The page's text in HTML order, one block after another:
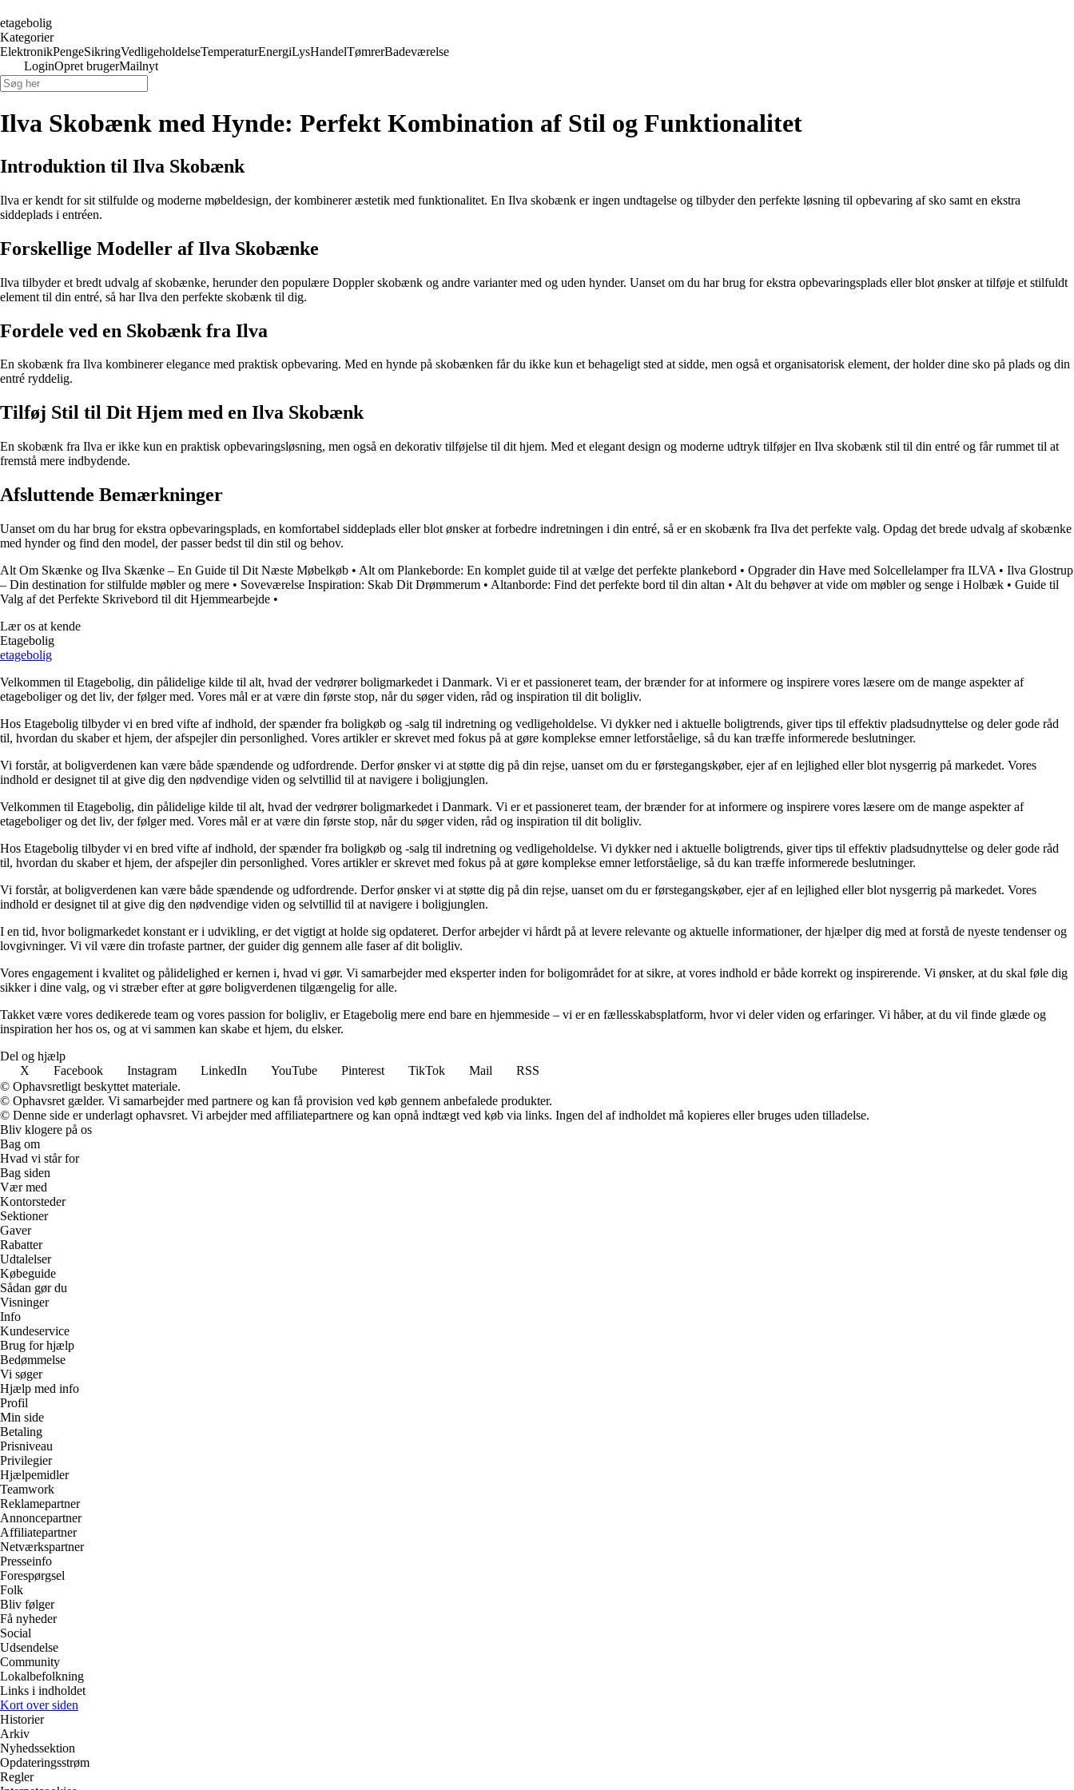
etagebolig
Kategorier
ElektronikPengeSikringVedligeholdelseTemperaturEnergiLysHandelTømrerBadeværelse
LoginOpret brugerMailnyt
Ilva Skobænk med Hynde: Perfekt Kombination af Stil og Funktionalitet
Introduktion til Ilva Skobænk
Ilva er kendt for sit stilfulde og moderne møbeldesign, der kombinerer æstetik med funktionalitet. En Ilva skobænk er ingen undtagelse og tilbyder den perfekte løsning til opbevaring af sko samt en ekstra
siddeplads i entréen.
Forskellige Modeller af Ilva Skobænke
Ilva tilbyder et bredt udvalg af skobænke, herunder den populære Doppler skobænk og andre varianter med og uden hynder. Uanset om du har brug for ekstra opbevaringsplads eller blot ønsker at tilføje et stilfuldt
element til din entré, så har Ilva den perfekte skobænk til dig.
Fordele ved en Skobænk fra Ilva
En skobænk fra Ilva kombinerer elegance med praktisk opbevaring. Med en hynde på skobænken får du ikke kun et behageligt sted at sidde, men også et organisatorisk element, der holder dine sko på plads og din
entré ryddelig.
Tilføj Stil til Dit Hjem med en Ilva Skobænk
En skobænk fra Ilva er ikke kun en praktisk opbevaringsløsning, men også en dekorativ tilføjelse til dit hjem. Med et elegant design og moderne udtryk tilføjer en Ilva skobænk stil til din entré og får rummet til at
fremstå mere indbydende.
Afsluttende Bemærkninger
Uanset om du har brug for ekstra opbevaringsplads, en komfortabel siddeplads eller blot ønsker at forbedre indretningen i din entré, så er en skobænk fra Ilva det perfekte valg. Opdag det brede udvalg af skobænke
med hynder og find den model, der passer bedst til din stil og behov.
Alt Om Skænke og Ilva Skænke – En Guide til Dit Næste Møbelkøb • Alt om Plankeborde: En komplet guide til at vælge det perfekte plankebord • Opgrader din Have med Solcellelamper fra ILVA • Ilva Glostrup
– Din destination for stilfulde møbler og mere • Soveværelse Inspiration: Skab Dit Drømmerum • Altanborde: Find det perfekte bord til din altan • Alt du behøver at vide om møbler og senge i Holbæk • Guide til
Valg af det Perfekte Skrivebord til dit Hjemmearbejde •
Lær os at kende
Etagebolig
etagebolig
Velkommen til Etagebolig, din pålidelige kilde til alt, hvad der vedrører boligmarkedet i Danmark. Vi er et passioneret team, der brænder for at informere og inspirere vores læsere om de mange aspekter af
etageboliger og det liv, der følger med. Vores mål er at være din første stop, når du søger viden, råd og inspiration til dit boligliv.
Hos Etagebolig tilbyder vi en bred vifte af indhold, der spænder fra boligkøb og -salg til indretning og vedligeholdelse. Vi dykker ned i aktuelle boligtrends, giver tips til effektiv pladsudnyttelse og deler gode råd
til, hvordan du skaber et hjem, der afspejler din personlighed. Vores artikler er skrevet med fokus på at gøre komplekse emner letforståelige, så du kan træffe informerede beslutninger.
Vi forstår, at boligverdenen kan være både spændende og udfordrende. Derfor ønsker vi at støtte dig på din rejse, uanset om du er førstegangskøber, ejer af en lejlighed eller blot nysgerrig på markedet. Vores
indhold er designet til at give dig den nødvendige viden og selvtillid til at navigere i boligjunglen.
Velkommen til Etagebolig, din pålidelige kilde til alt, hvad der vedrører boligmarkedet i Danmark. Vi er et passioneret team, der brænder for at informere og inspirere vores læsere om de mange aspekter af
etageboliger og det liv, der følger med. Vores mål er at være din første stop, når du søger viden, råd og inspiration til dit boligliv.
Hos Etagebolig tilbyder vi en bred vifte af indhold, der spænder fra boligkøb og -salg til indretning og vedligeholdelse. Vi dykker ned i aktuelle boligtrends, giver tips til effektiv pladsudnyttelse og deler gode råd
til, hvordan du skaber et hjem, der afspejler din personlighed. Vores artikler er skrevet med fokus på at gøre komplekse emner letforståelige, så du kan træffe informerede beslutninger.
Vi forstår, at boligverdenen kan være både spændende og udfordrende. Derfor ønsker vi at støtte dig på din rejse, uanset om du er førstegangskøber, ejer af en lejlighed eller blot nysgerrig på markedet. Vores
indhold er designet til at give dig den nødvendige viden og selvtillid til at navigere i boligjunglen.
I en tid, hvor boligmarkedet konstant er i udvikling, er det vigtigt at holde sig opdateret. Derfor arbejder vi hårdt på at levere relevante og aktuelle informationer, der hjælper dig med at forstå de nyeste tendenser og
lovgivninger. Vi vil være din trofaste partner, der guider dig gennem alle faser af dit boligliv.
Vores engagement i kvalitet og pålidelighed er kernen i, hvad vi gør. Vi samarbejder med eksperter inden for boligområdet for at sikre, at vores indhold er både korrekt og inspirerende. Vi ønsker, at du skal føle dig
sikker i dine valg, og vi stræber efter at gøre boligverdenen tilgængelig for alle.
Takket være vores dedikerede team og vores passion for boligliv, er Etagebolig mere end bare en hjemmeside – vi er en fællesskabsplatform, hvor vi deler viden og erfaringer. Vi håber, at du vil finde glæde og
inspiration her hos os, og at vi sammen kan skabe et hjem, du elsker.
Del og hjælp
X
Facebook Instagram LinkedIn YouTube Pinterest TikTok Mail
RSS
© Ophavsretligt beskyttet materiale.
© Ophavsret gælder. Vi samarbejder med partnere og kan få provision ved køb gennem anbefalede produkter.
© Denne side er underlagt ophavsret. Vi arbejder med affiliatepartnere og kan opnå indtægt ved køb via links. Ingen del af indholdet må kopieres eller bruges uden tilladelse.
Bliv klogere på os
Bag om
Hvad vi står for
Bag siden
Vær med
Kontorsteder
Sektioner
Gaver
Rabatter
Udtalelser
Købeguide
Sådan gør du
Visninger
Info
Kundeservice
Brug for hjælp
Bedømmelse
Vi søger
Hjælp med info
Profil
Min side
Betaling
Prisniveau
Privilegier
Hjælpemidler
Teamwork
Reklamepartner
Annoncepartner
Affiliatepartner
Netværkspartner
Presseinfo
Forespørgsel
Folk
Bliv følger
Få nyheder
Social
Udsendelse
Community
Lokalbefolkning
Links i indholdet
Kort over siden
Historier
Arkiv
Nyhedssektion
Opdateringsstrøm
Regler